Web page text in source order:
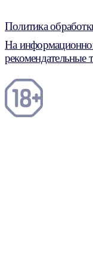
Политика
На
рекомендательные